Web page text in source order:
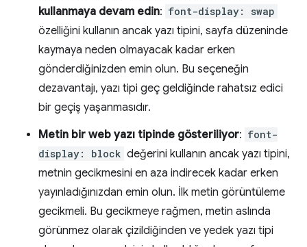
kullanmaya devam edin: font-display: swap
özelliğini kullanın ancak yazı tipini, sayfa düzeninde
kaymaya neden olmayacak kadar erken
gönderdiğinizden emin olun. Bu seçeneğin
dezavantajı, yazı tipi geç geldiğinde rahatsız edici
bir geçiş yaşanmasıdır.
Metin bir web yazı tipinde gösteriliyor: font-
display: block değerini kullanın ancak yazı tipini,
metnin gecikmesini en aza indirecek kadar erken
yayınladığınızdan emin olun. İlk metin görüntüleme
gecikmeli. Bu gecikmeye rağmen, metin aslında
görünmez olarak çizildiğinden ve yedek yazı tipi